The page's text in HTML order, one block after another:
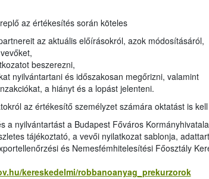
az értékesítés során köteles
az aktuális előírásokról, azok módosításáról,
beszerezni,
nyilvántartani és időszakosan megőrizni, valamint
a hiányt és a lopást jelenteni.
az értékesítő személyzet számára oktatást is
a nyilvántartást a Budapest Főváros
tájékoztató, a vevői nyilatkozat sablonja,
és Nemesfémhitelesítési Főosztály
kereskedelmi/robbanoanyag_prekurzorok